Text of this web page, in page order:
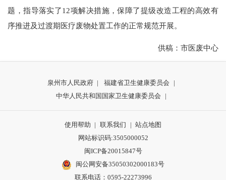
题，指导落实了12项解决措施，保障了提级改造工程的高效有
序推进及过渡期医疗废物处置工作的正常规范开展。
供稿：市医废中心
泉州市人民政府 | 福建省卫生健康委员会
|
中华人民共和国国家卫生健康委员会
|
使用帮助 | 联系我们 | 站点地图
网站标识码:3505000052
闽ICP备20015847号
闽公网安备35050302000183号
联系电话：0595-22273996